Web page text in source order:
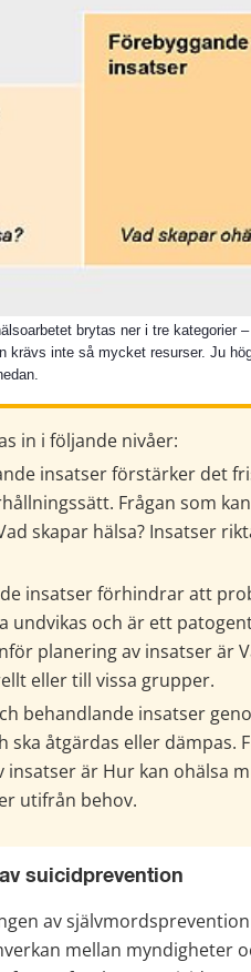
brytas ner i tre kategorier
krävs inte så mycket resurser. Ju
in i följande nivåer:
insatser förstärker det
Frågan som
skapar hälsa? Insatser
insatser förhindrar att
undvikas och är ett
planering av insatser är
eller till vissa grupper.
behandlande insatser
ska åtgärdas eller dämpas.
insatser är Hur kan ohälsa
utifrån behov.
suicidprevention
av
mellan myndigheter